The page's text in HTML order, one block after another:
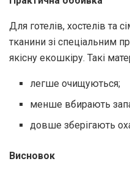
Для готелів, хостелів та
тканини зі спеціальним
якісну екошкіру. Такі
легше очищуються;
менше вбирають
довше зберігають
Висновок